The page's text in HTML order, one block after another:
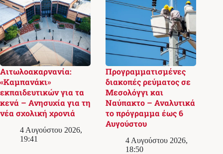
Αιτωλοακαρνανία:
«Καμπανάκι»
εκπαιδευτικών για τα
κενά – Ανησυχία για τη
νέα σχολική χρονιά
4 Αυγούστου 2026,
19:41
Προγραμματισμένες
διακοπές ρεύματος σε
Μεσολόγγι και
Ναύπακτο – Αναλυτικά
το πρόγραμμα έως 6
Αυγούστου
4 Αυγούστου 2026,
18:50